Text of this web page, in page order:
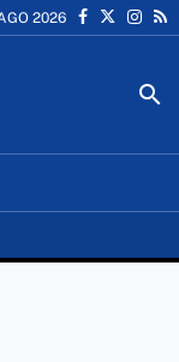
2026
search